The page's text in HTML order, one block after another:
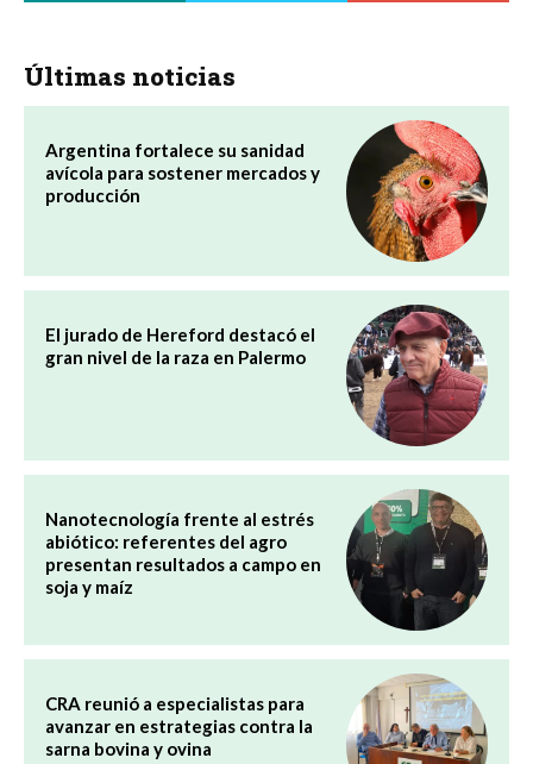
Últimas noticias
Argentina fortalece su sanidad
avícola para sostener mercados y
producción
El jurado de Hereford destacó el
gran nivel de la raza en Palermo
Nanotecnología frente al estrés
abiótico: referentes del agro
presentan resultados a campo en
soja y maíz
CRA reunió a especialistas para
avanzar en estrategias contra la
sarna bovina y ovina